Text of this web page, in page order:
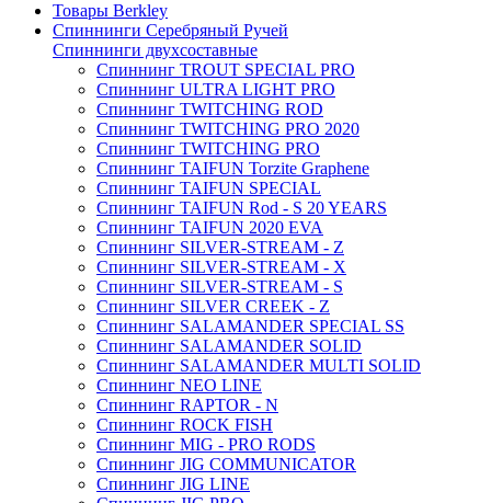
Товары Berkley
Спиннинги Серебряный Ручей
Спиннинги двухсоставные
Спиннинг TROUT SPECIAL PRO
Спиннинг ULTRA LIGHT PRO
Спиннинг TWITCHING ROD
Спиннинг TWITCHING PRO 2020
Спиннинг TWITCHING PRO
Спиннинг TAIFUN Torzite Graphene
Спиннинг TAIFUN SPECIAL
Спиннинг TAIFUN Rod - S 20 YEARS
Спиннинг TAIFUN 2020 EVA
Спиннинг SILVER-STREAM - Z
Спиннинг SILVER-STREAM - X
Спиннинг SILVER-STREAM - S
Спиннинг SILVER CREEK - Z
Спиннинг SALAMANDER SPECIAL SS
Спиннинг SALAMANDER SOLID
Спиннинг SALAMANDER MULTI SOLID
Спиннинг NEO LINE
Спиннинг RAPTOR - N
Спиннинг ROCK FISH
Спиннинг MIG - PRO RODS
Спиннинг JIG COMMUNICATOR
Спиннинг JIG LINE